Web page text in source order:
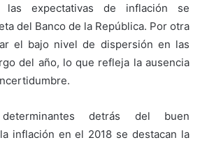
expectativas de inflación se
del Banco de la República. Por otra
el bajo nivel de dispersión en las
del año, lo que refleja la ausencia
detrás del buen
inflación en el 2018 se destacan la